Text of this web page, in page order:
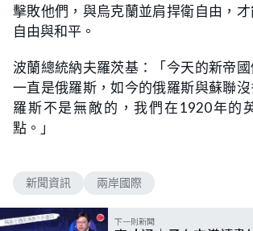
擊敗他們，與烏克蘭並肩捍衛自由，才
自由與和平。
波蘭總統納夫羅茨基：「今天的新帝國
一直是俄羅斯，如今的俄羅斯與蘇聯
羅斯不是無敵的，我們在1920年的
點。」
新聞資訊 兩岸國際
下一則新聞